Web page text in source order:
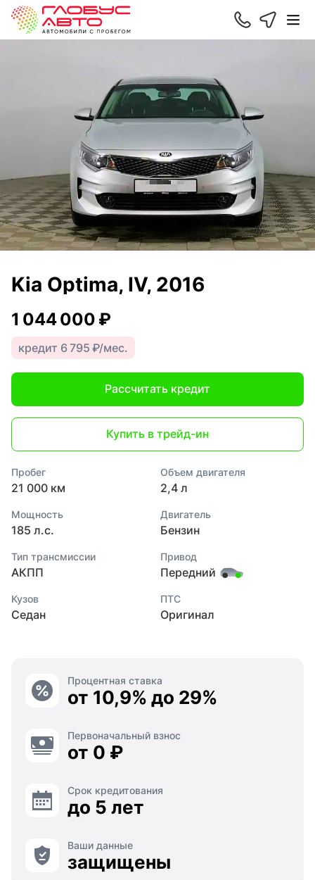
Kia Optima, IV, 2016
1 044 000 ₽
кредит 6 795 ₽/мес.
Рассчитать кредит
Купить в трейд-ин
Пробег
21 000 км
Объем двигателя
2,4 л
Мощность
185 л.с.
Двигатель
Бензин
Тип трансмиссии
АКПП
Привод
Передний
Кузов
Седан
ПТС
Оригинал
Процентная ставка
от 10,9% до 29%
Первоначальный взнос
от 0 ₽
Срок кредитования
до 5 лет
Ваши данные
защищены